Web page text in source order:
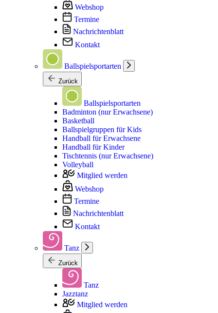
Webshop
Termine
Nachrichtenblatt
Kontakt
Ballspielsportarten
Zurück
Ballspielsportarten
Badminton (nur Erwachsene)
Basketball
Ballspielgruppen für Kids
Handball für Erwachsene
Handball für Kinder
Tischtennis (nur Erwachsene)
Volleyball
Mitglied werden
Webshop
Termine
Nachrichtenblatt
Kontakt
Tanz
Zurück
Tanz
Jazztanz
Mitglied werden